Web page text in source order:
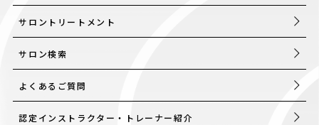
サロントリートメント
サロン検索
よくあるご質問
認定インストラクター・トレーナー紹介